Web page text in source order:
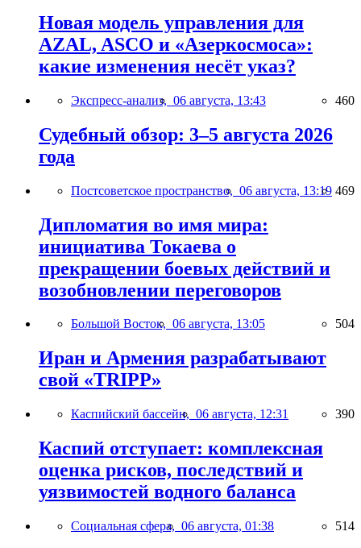
Новая модель управления для
AZAL, ASCO и «Азеркосмоса»:
какие изменения несёт указ?
Экспресс-анализ, 06 августа, 13:43 460
Судебный обзор: 3–5 августа 2026
года
Постсоветское пространство, 06 августа, 13:19 469
Дипломатия во имя мира:
инициатива Токаева о
прекращении боевых действий и
возобновлении переговоров
Большой Восток, 06 августа, 13:05 504
Иран и Армения разрабатывают
свой «TRIPP»
Каспийский бассейн, 06 августа, 12:31 390
Каспий отступает: комплексная
оценка рисков, последствий и
уязвимостей водного баланса
Социальная сфера, 06 августа, 01:38 514